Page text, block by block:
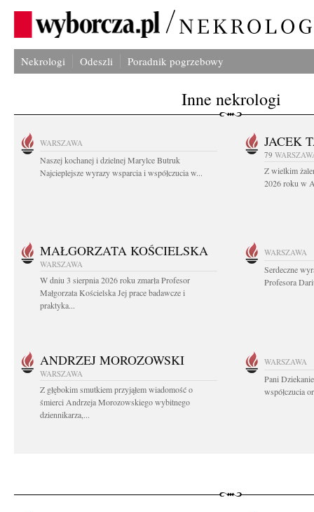
Nekrologi Odeszli Poradnik pogrzebowy
Inne nekrologi
WARSZAWA
Naszej kochanej i dzielnej Marylce Butruk
Najcieplejsze wyrazy wsparcia i współczucia w...
JACEK
79
Z wielkim
2026 roku w
MAŁGORZATA KOŚCIELSKA
WARSZAWA
W dniu 3 sierpnia 2026 roku zmarła Profesor
Małgorzata Kościelska Jej prace badawcze i
praktyka...
WARSZAWA
Serdeczne
Profesora
ANDRZEJ MOROZOWSKI
WARSZAWA
Z głębokim smutkiem przyjąłem wiadomość o
śmierci Andrzeja Morozowskiego wybitnego
dziennikarza,...
WARSZAWA
Pani
współczucia